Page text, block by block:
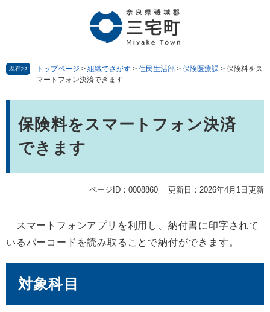
現在地 トップページ > 組織でさがす > 住民生活部 > 保険医療課 > 保険料をス
マートフォン決済できます
保険料をスマートフォン決済
できます
ページID：0008860 更新日：2026年4月1日更新
スマートフォンアプリを利用し、納付書に印字されて
いるバーコードを読み取ることで納付ができます。
対象科目